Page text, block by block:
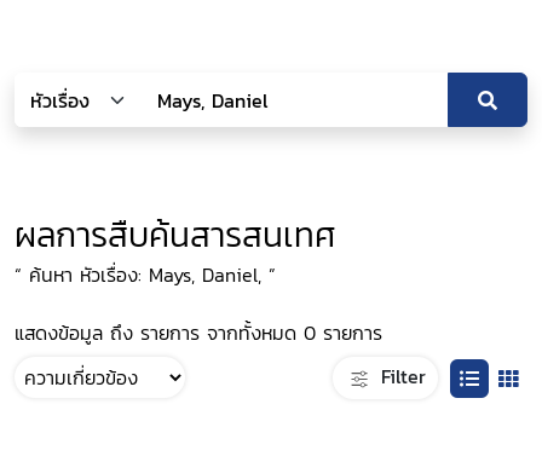
ผลการสืบค้นสารสนเทศ
“ ค้นหา หัวเรื่อง: Mays, Daniel, ”
แสดงข้อมูล ถึง รายการ จากทั้งหมด 0 รายการ
Filter